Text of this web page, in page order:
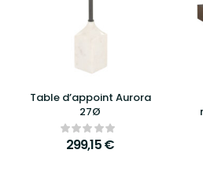
Table d’appoint Aurora
27Ø
299,15€